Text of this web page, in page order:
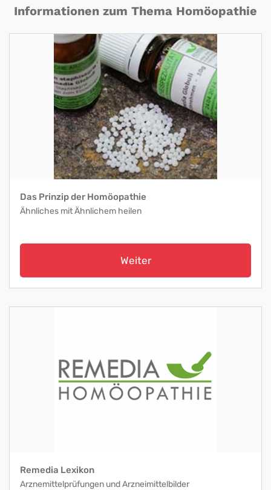
Informationen zum Thema Homöopathie
Das Prinzip der Homöopathie
Ähnliches mit Ähnlichem heilen
Weiter
Remedia Lexikon
Arznemittelprüfungen und Arzneimittelbilder